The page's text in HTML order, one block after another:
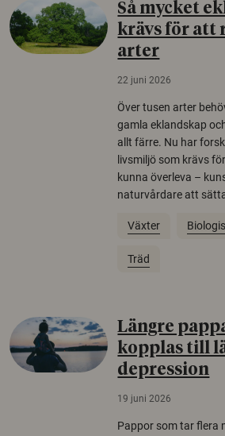
Så mycket
krävs för att
arter
22 juni 2026
Över tusen arter
gamla eklandskap
allt färre. Nu har
livsmiljö som krävs
kunna överleva –
naturvårdare att
Växter
Träd
Längre
kopplas till
depression
19 juni 2026
Pappor som tar flera